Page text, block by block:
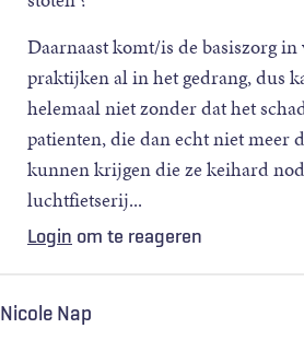
Daarnaast komt/is de basiszorg in
praktijken al in het gedrang, dus
helemaal niet zonder dat het
patienten, die dan echt niet meer
kunnen krijgen die ze keihard
luchtfietserij...
Login om te reageren
Nicole Nap